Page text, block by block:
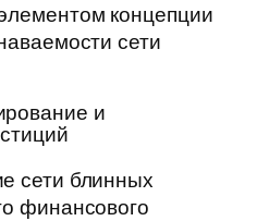
концепции
сети
и
сети блинных
финансового